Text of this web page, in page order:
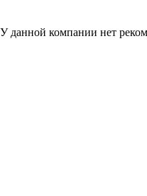
У данной компании нет